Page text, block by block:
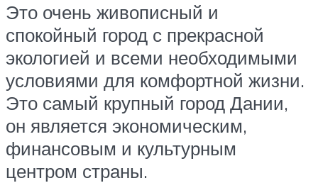
Это очень живописный и
спокойный город с прекрасной
экологией и всеми необходимыми
условиями для комфортной жизни.
Это самый крупный город Дании,
он является экономическим,
финансовым и культурным
центром страны.